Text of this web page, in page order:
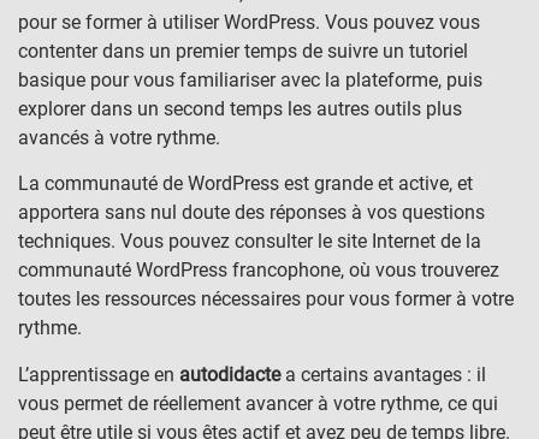
pour se former à utiliser WordPress. Vous pouvez vous
contenter dans un premier temps de suivre un tutoriel
basique pour vous familiariser avec la plateforme, puis
explorer dans un second temps les autres outils plus
avancés à votre rythme.
La communauté de WordPress est grande et active, et
apportera sans nul doute des réponses à vos questions
techniques. Vous pouvez consulter le site Internet de la
communauté WordPress francophone, où vous trouverez
toutes les ressources nécessaires pour vous former à votre
rythme.
L’apprentissage en autodidactea certains avantages : il
vous permet de réellement avancer à votre rythme, ce qui
peut être utile si vous êtes actif et avez peu de temps libre.